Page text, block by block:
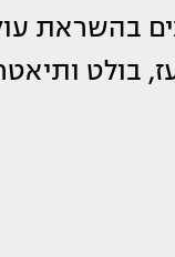
בהשראת
בולט